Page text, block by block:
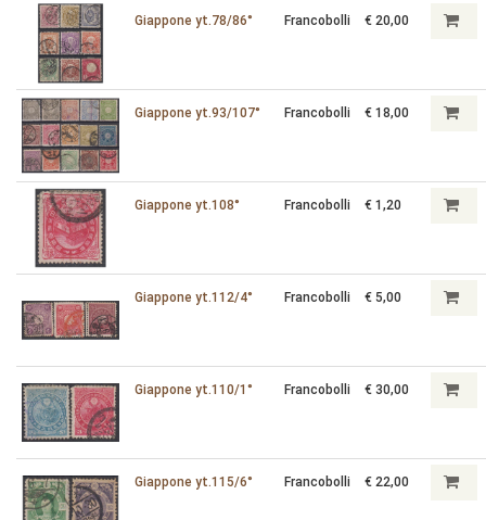
Giappone yt.78/86° Francobolli € 20,00
Giappone yt.93/107° Francobolli € 18,00
Giappone yt.108° Francobolli € 1,20
Giappone yt.112/4° Francobolli € 5,00
Giappone yt.110/1° Francobolli € 30,00
Giappone yt.115/6° Francobolli € 22,00